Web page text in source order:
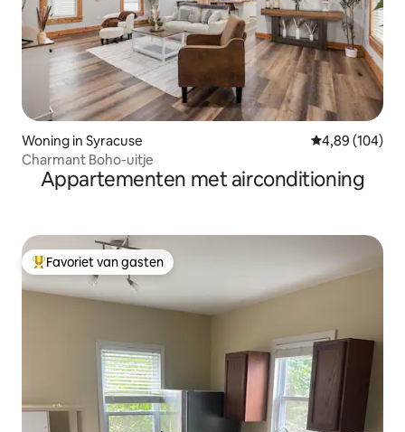
Woning in Syracuse Gemiddelde
4,89 (104)
Charmant Boho-uitje
Appartementen met airconditioning
Topfavoriet van gasten
Favoriet van gasten